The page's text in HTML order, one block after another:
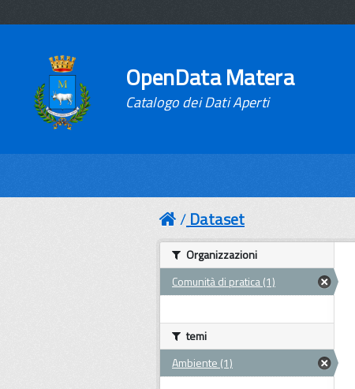
OpenData Matera
Catalogo dei Dati Aperti
Dataset
Organizzazioni
Comunità di pratica (1)
temi
Ambiente (1)